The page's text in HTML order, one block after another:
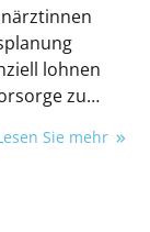
lohnen
zu
Sie mehr